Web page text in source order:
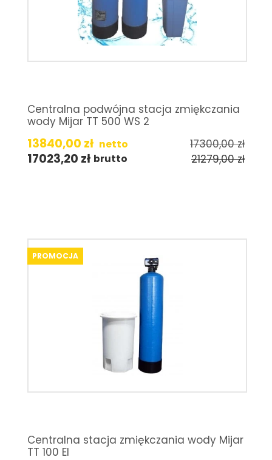
Centralna podwójna stacja zmiękczania
wody Mijar TT 500 WS 2
13840,00 zł netto 17300,00zł
17023,20 zł brutto 21279,00zł
PROMOCJA
Centralna stacja zmiękczania wody Mijar
TT 100 EI